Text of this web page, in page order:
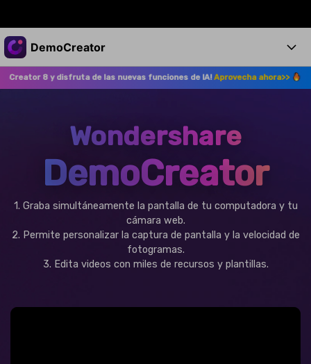
Productos destacados
Creatividad digital con AIGC
Utilidades
Empresas
Sala de prensa
DemoCreator
Productos
Características
Características IA
DemoCreator para
Encuentra más soluciones >
Ayuda
DESCARGAR COMPRAR AHORAIniciar
disfruta de las nuevas funciones de IA!Aprovecha ahora>>
Wondershare
DemoCreator
1. Graba simultáneamente la pantalla de tu computadora y tu
cámara web.
2. Permite personalizar la captura de pantalla y la velocidad de
fotogramas.
3. Edita videos con miles de recursos y plantillas.